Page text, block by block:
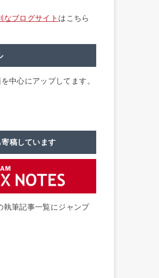
なブログサイト はこちら
中心にアップしてます。
稿しています
筆記事一覧にジャンプ